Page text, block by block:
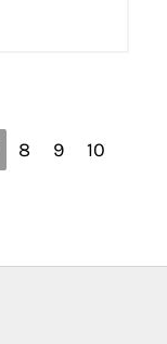
8 9
10